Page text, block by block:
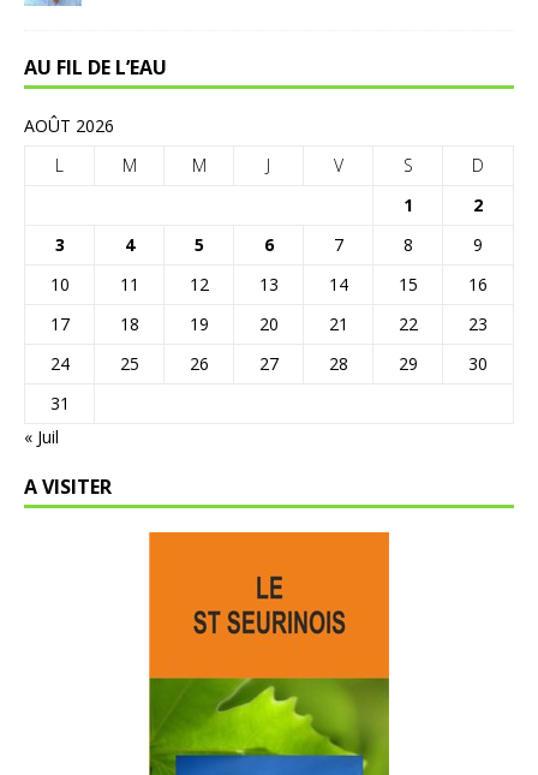
AU FIL DE L’EAU
AOÛT 2026
L
M M J V S
D
1
2
3
4 5 6 7 8
9
10
11 12 13 14 15
16
17
18 19 20 21 22
23
24
25 26 27 28 29
30
31
« Juil
A VISITER